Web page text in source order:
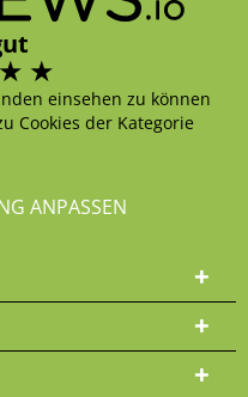
einsehen zu können
Cookies der Kategorie
ANPASSEN